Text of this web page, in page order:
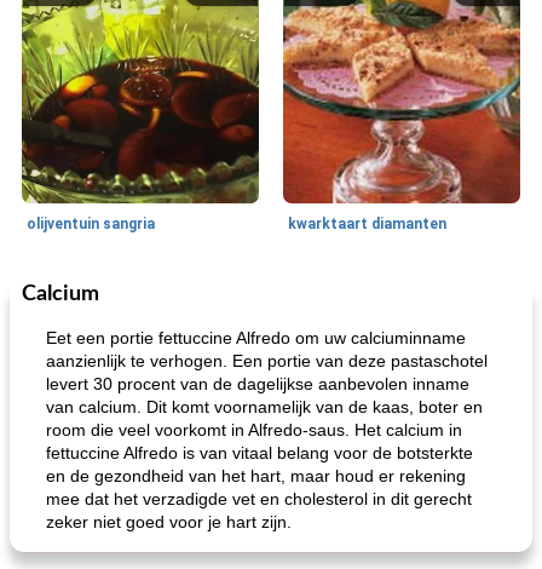
olijventuin sangria kwarktaart diamanten
Feestdagen en evenementen
de jamcake van Georgië tennessee blauwe kaasperen kip
Calcium
Eet een portie fettuccine Alfredo om uw calciuminname
aanzienlijk te verhogen. Een portie van deze pastaschotel
levert 30 procent van de dagelijkse aanbevolen inname
van calcium. Dit komt voornamelijk van de kaas, boter en
room die veel voorkomt in Alfredo-saus. Het calcium in
fettuccine Alfredo is van vitaal belang voor de botsterkte
en de gezondheid van het hart, maar houd er rekening
mee dat het verzadigde vet en cholesterol in dit gerecht
zeker niet goed voor je hart zijn.